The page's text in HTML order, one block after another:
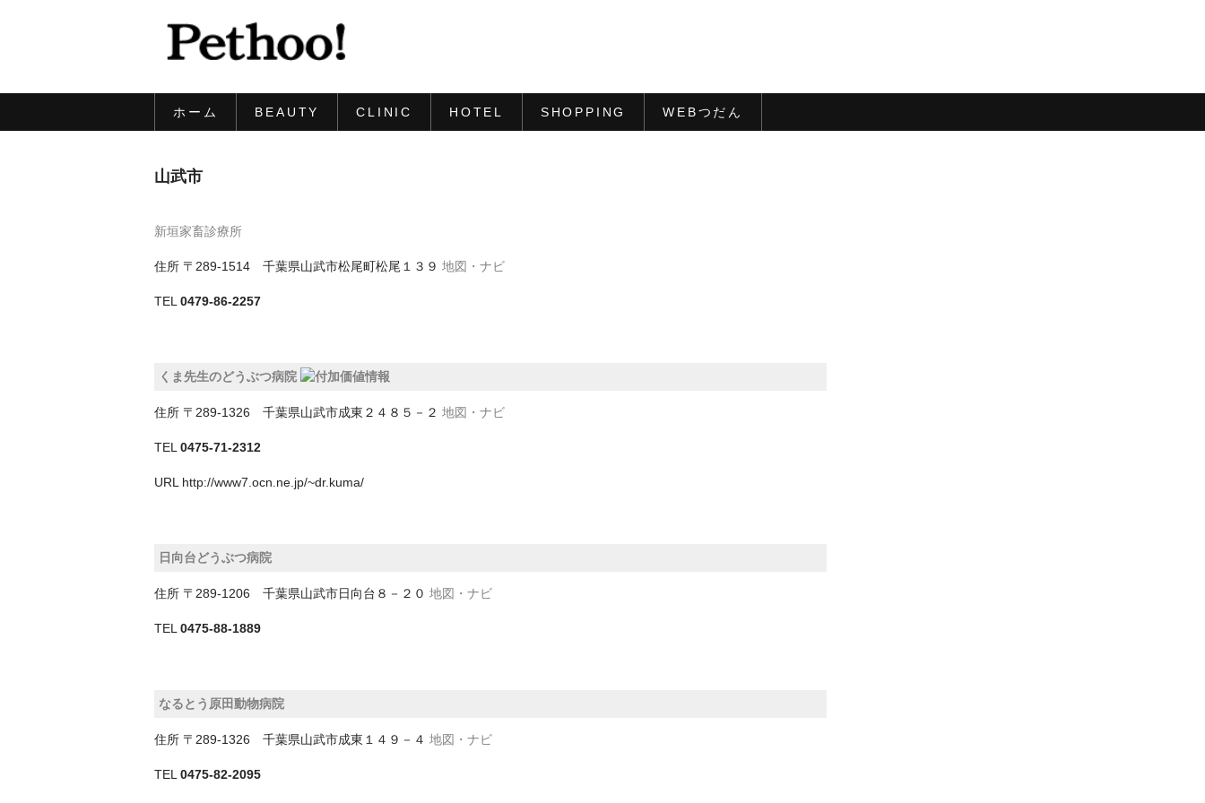
ホーム BEAUTY CLINIC HOTEL SHOPPING WEBつだん
山武市
新垣家畜診療所
住所 〒289-1514 千葉県山武市松尾町松尾１３９ 地図・ナビ
TEL 0479-86-2257
くま先生のどうぶつ病院
住所 〒289-1326 千葉県山武市成東２４８５－２ 地図・ナビ
TEL 0475-71-2312
URL http://www7.ocn.ne.jp/~dr.kuma/
日向台どうぶつ病院
住所 〒289-1206 千葉県山武市日向台８－２０ 地図・ナビ
TEL 0475-88-1889
なるとう原田動物病院
住所 〒289-1326 千葉県山武市成東１４９－４ 地図・ナビ
TEL 0475-82-2095